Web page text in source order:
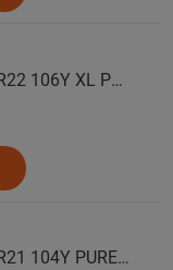
COMFORSER Автошина 265/40 ZR22 106Y XL PURESPEED лето
COMFORSER Автошина 265/45 ZR21 104Y PURESPEED лето